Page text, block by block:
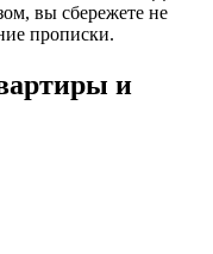
вы сбережете не
прописки.
и